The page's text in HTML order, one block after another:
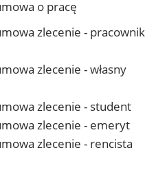
o pracę
zlecenie - pracownik
zlecenie - własny
zlecenie - student
zlecenie - emeryt
zlecenie - rencista